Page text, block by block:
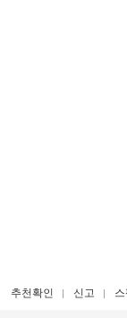
추천확인 신고